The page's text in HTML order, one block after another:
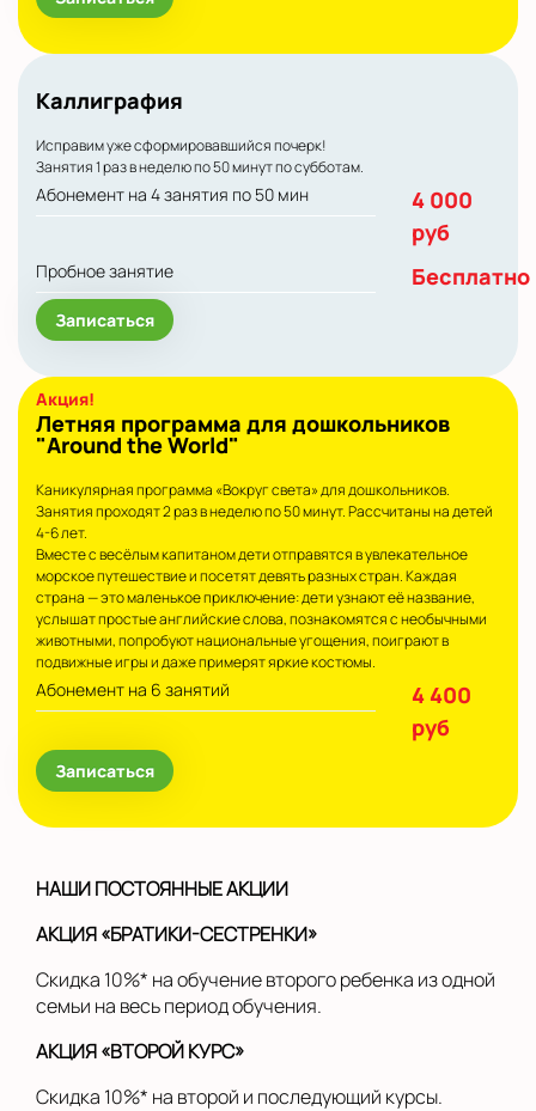
Каллиграфия
Исправим уже сформировавшийся почерк!
Занятия 1 раз в неделю по 50 минут по субботам.
Абонемент на 4 занятия по 50 мин
4 000
руб
Пробное занятие Бесплатно
Записаться
Летняя программа для дошкольников
"Around the World"
Каникулярная программа «Вокруг света» для дошкольников.
Занятия проходят 2 раз в неделю по 50 минут. Рассчитаны на детей
4-6 лет.
Вместе с весёлым капитаном дети отправятся в увлекательное
морское путешествие и посетят девять разных стран. Каждая
страна — это маленькое приключение: дети узнают её название,
услышат простые английские слова, познакомятся с необычными
животными, попробуют национальные угощения, поиграют в
подвижные игры и даже примерят яркие костюмы.
Абонемент на 6 занятий
4 400
руб
Записаться
НАШИ ПОСТОЯННЫЕ АКЦИИ
АКЦИЯ «БРАТИКИ-СЕСТРЕНКИ»
Скидка 10%* на обучение второго ребенка из одной
семьи на весь период обучения.
АКЦИЯ «ВТОРОЙ КУРС»
Скидка 10%* на второй и последующий курсы.